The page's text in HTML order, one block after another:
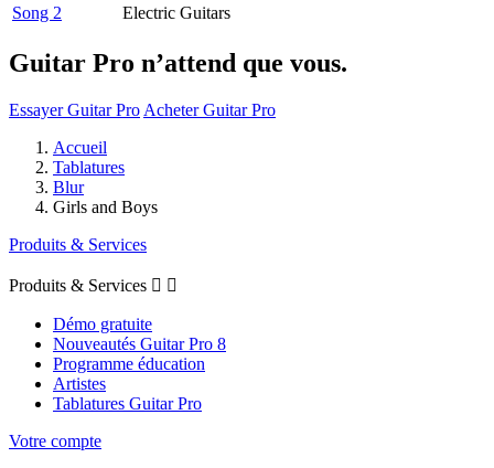
Song 2
Electric Guitars
Guitar Pro n’attend que vous.
Essayer Guitar Pro Acheter Guitar Pro
Accueil
Tablatures
Blur
Girls and Boys
Produits & Services
Produits & Services  
Démo gratuite
Nouveautés Guitar Pro 8
Programme éducation
Artistes
Tablatures Guitar Pro
Votre compte